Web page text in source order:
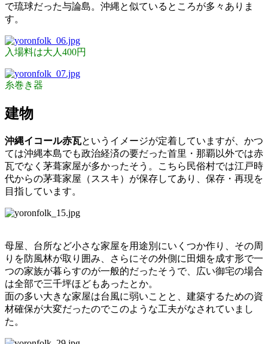
で琉球だった与論島。沖縄と似ているところが多々ありま
す。
入場料は大人400円
糸巻き器
建物
沖縄イコール赤瓦というイメージが定着していますが、かつ
ては沖縄本島でも政治経済の要だった首里・那覇以外では赤
瓦でなく茅葺家屋が多かったそう。こちら民俗村では江戸時
代からの茅葺家屋（ススキ）が保存してあり、保存・再現を
目指しています。
母屋、台所など小さな家屋を用途別にいくつか作り、その周
りを防風林が取り囲み、さらにその外側に田畑を成す形で一
つの家族が暮らすのが一般的だったそうで、広い御宅の場合
は全部で三千坪ほどもあったとか。
面の多い大きな家屋は台風に弱いことと、建築するための資
材確保が大変だったのでこのような工夫がなされていまし
た。